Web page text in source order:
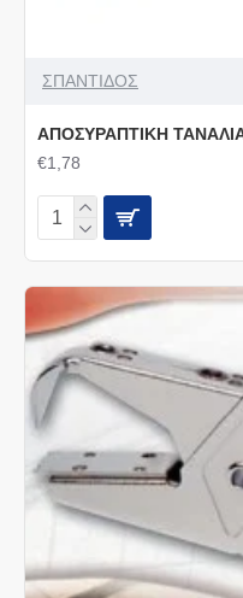
ΣΠΑΝΤΙΔΟΣ
ΑΠΟΣΥΡΑΠΤΙΚΗ
€1,78